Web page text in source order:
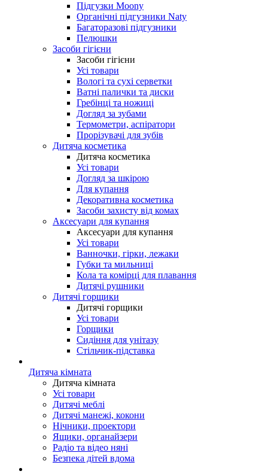
Підгузки Moony
Органічні підгузники Naty
Багаторазові підгузники
Пелюшки
Засоби гігієни
Засоби гігієни
Усі товари
Вологі та сухі серветки
Ватні палички та диски
Гребінці та ножиці
Догляд за зубами
Термометри, аспіратори
Прорізувачі для зубів
Дитяча косметика
Дитяча косметика
Усі товари
Догляд за шкірою
Для купання
Декоративна косметика
Засоби захисту від комах
Аксесуари для купання
Аксесуари для купання
Усі товари
Ванночки, гірки, лежаки
Губки та мильниці
Кола та комірці для плавання
Дитячі рушники
Дитячі горщики
Дитячі горщики
Усі товари
Горщики
Сидіння для унітазу
Стільчик-підставка
Дитяча кімната
Дитяча кімната
Усі товари
Дитячі меблі
Дитячі манежі, кокони
Нічники, проектори
Ящики, органайзери
Радіо та відео няні
Безпека дітей вдома